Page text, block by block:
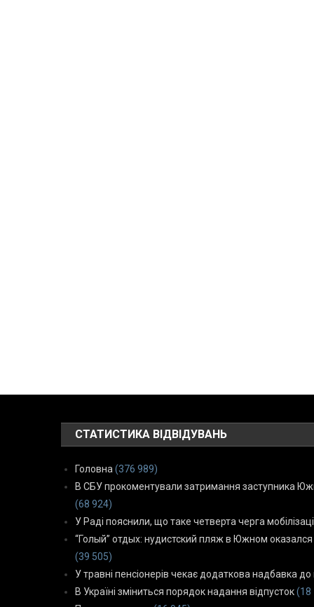
СТАТИСТИКА ВІДВІДУВАНЬ
Головна (376 989)
В СБУ прокоментували затримання заступника
(68 924)
У Раді пояснили, що таке четверта черга
“Голый” отдых: нудистский пляж в Южном
(39 505)
У травні пенсіонерів чекає додаткова надбавка до
В Україні зміниться порядок надання відпусток (18